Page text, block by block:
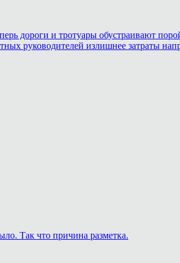
дороги и тротуары обустраивают
руководителей излишнее затраты
Так что причина разметка.